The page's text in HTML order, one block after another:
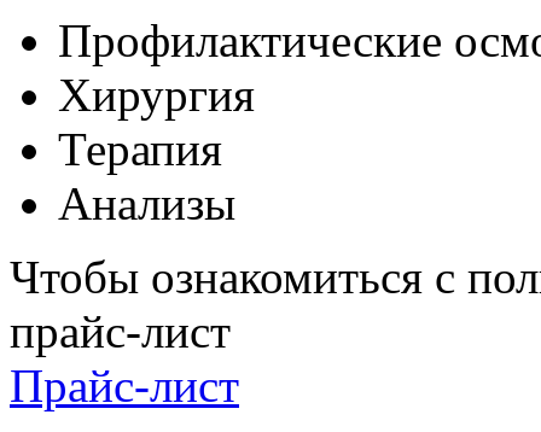
Профилактические
Хирургия
Терапия
Анализы
Чтобы ознакомиться с
прайс-лист
Прайс-лист